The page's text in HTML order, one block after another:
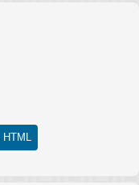
تحميل جدول HTML